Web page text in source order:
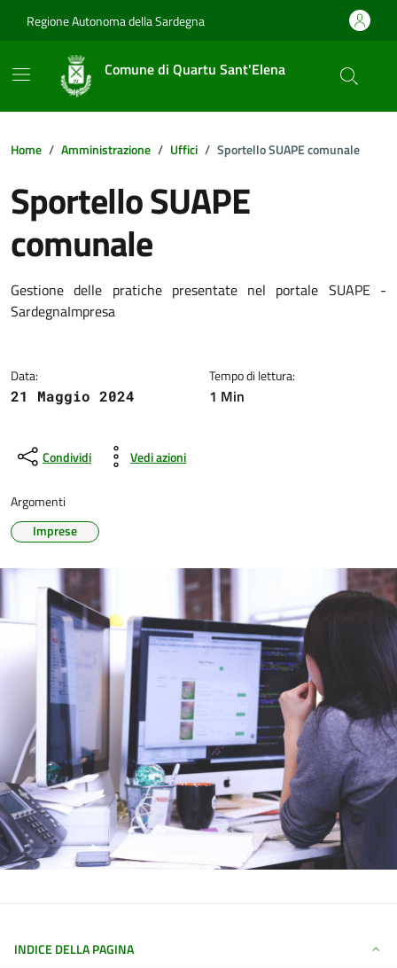
Regione Autonoma della Sardegna
Comune di Quartu Sant'Elena
Home Amministrazione Uffici Sportello SUAPE comunale
Sportello SUAPE
comunale
Dettagli della notizia
Gestione delle pratiche presentate nel portale SUAPE -
SardegnaImpresa
Data:
21 Maggio 2024
Tempo di lettura:
1 Min
Condividi Vedi azioni
Argomenti
Imprese
INDICE DELLA PAGINA